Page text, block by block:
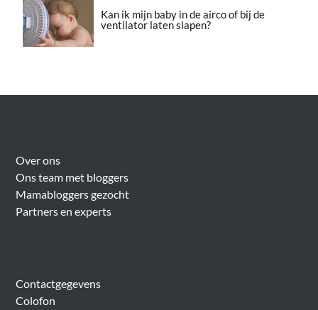
Kan ik mijn baby in de airco of bij de
ventilator laten slapen?
Over ons
Ons team met bloggers
Mamabloggers gezocht
Partners en experts
Contactgegevens
Colofon